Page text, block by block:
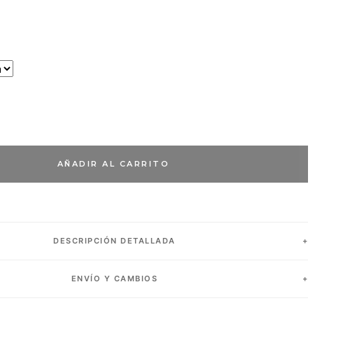
AÑADIR AL CARRITO
DESCRIPCIÓN DETALLADA
ENVÍO Y CAMBIOS